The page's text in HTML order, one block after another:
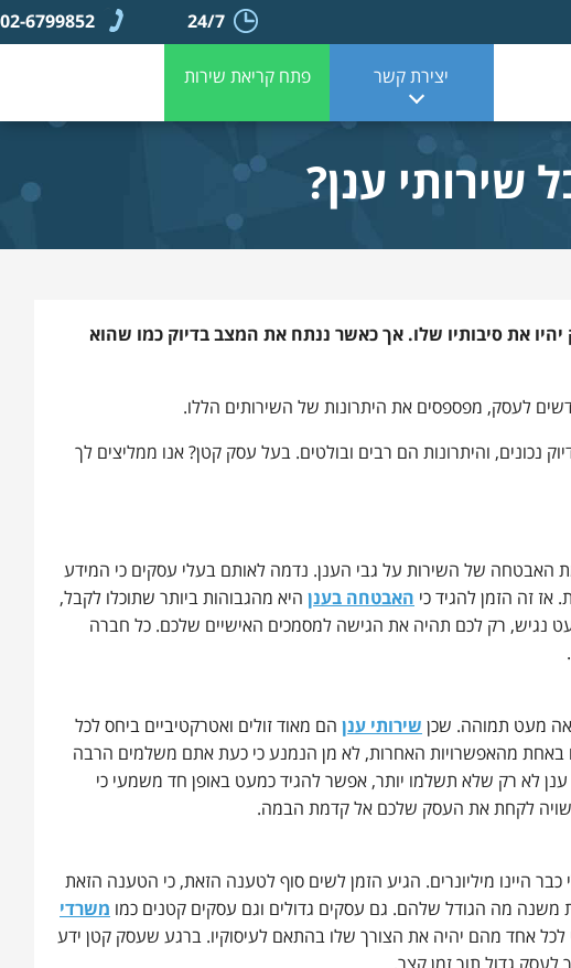
02-6799852 24/7
יצירת קשר פתח קריאת שירות
שירותי ענן?
את סיבותיו שלו. אך כאשר ננתח את המצב בדיוק כמו שהוא
לעסק, מפספסים את היתרונות של השירותים הללו.
והיתרונות הם רבים ובולטים. בעל עסק קטן? אנו ממליצים לך
של השירות על גבי הענן. נדמה לאותם בעלי עסקים כי המידע
אז זה הזמן להגיד כי האבטחה בענן היא מהגבוהות ביותר שתוכלו לקבל,
נגיש, רק לכם תהיה את הגישה למסמכים האישיים שלכם. כל חברה
מעט תמוהה. שכן שירותי ענן הם מאוד זולים ואטרקטיביים ביחס לכל
מהאפשרויות האחרות, לא מן הנמנע כי כעת אתם משלמים הרבה
לא רק שלא תשלמו יותר, אפשר להגיד כמעט באופן חד משמעי כי
לקחת את העסק שלכם אל קדמת הבמה.
היינו מיליונרים. הגיע הזמן לשים סוף לטענה הזאת, כי הטענה הזאת
משנה מה הגודל שלהם. גם עסקים גדולים וגם עסקים קטנים כמו משרדי
לכל אחד מהם יהיה את הצורך שלו בהתאם לעיסוקיו. ברגע שעסק קטן ידע